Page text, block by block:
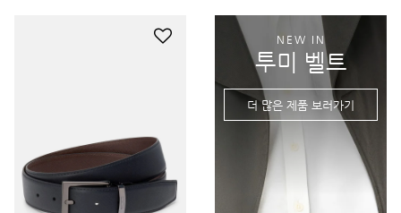
NEW IN
투미 벨트
더 많은 제품 보러가기